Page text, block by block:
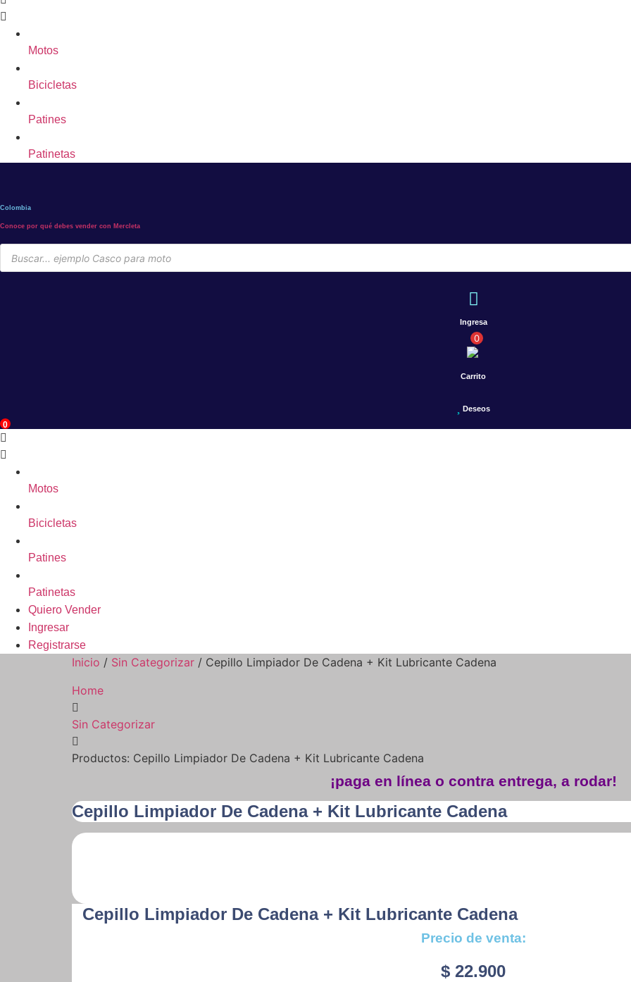
Motos
Bicicletas
Patines
Patinetas
Colombia
Conoce por qué debes vender con Mercleta
Búsqueda
de
productos
Ingresa
0
Carrito
Deseos
0
Motos
Bicicletas
Patines
Patinetas
Quiero Vender
Ingresar
Registrarse
Inicio / Sin Categorizar / Cepillo Limpiador De Cadena + Kit Lubricante Cadena
Home
Sin Categorizar
Productos: Cepillo Limpiador De Cadena + Kit Lubricante Cadena
¡paga en línea o contra entrega, a rodar!
Cepillo Limpiador De Cadena + Kit Lubricante Cadena
Cepillo Limpiador De Cadena + Kit Lubricante Cadena
Precio de venta:
$ 22.900